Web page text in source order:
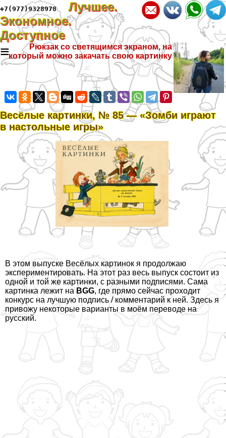
+7(977)9328978
Лучшее.
Экономное.
Доступное
≡
Рюкзак со светящимся экраном, на
который можно закачать свою картинку
Весёлые картинки, № 85 — «Зомби играют
в настольные игры»
В этом выпуске Весёлых картинок я продолжаю
экспериментировать. На этот раз весь выпуск состоит из
одной и той же картинки, с разными подписями. Сама
картинка лежит на BGG, где прямо сейчас проходит
конкурс на лучшую подпись / комментарий к ней. Здесь я
привожу некоторые варианты в моём переводе на
русский.